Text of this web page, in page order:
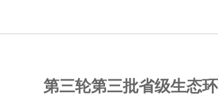
第三轮第三批省级生态